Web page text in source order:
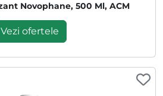
Novophane, 500 Ml, ACM
Vezi ofertele